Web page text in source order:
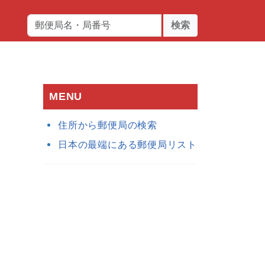
検索
MENU
住所から郵便局の検索
日本の最端にある郵便局リスト